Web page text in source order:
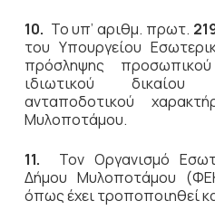
10. Το υπ’ αριθμ. πρωτ.
του Υπουργείου
πρόσληψης
ιδιωτικού δικαίου
ανταποδοτικού
Μυλοποτάμου.
11. Τον Οργανισμό
Δήμου Μυλοποτάμου
όπως έχει τροποποιηθεί